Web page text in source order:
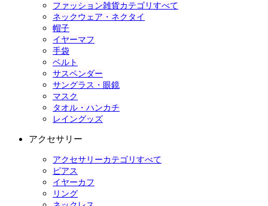
ファッション雑貨カテゴリすべて
ネックウェア・ネクタイ
帽子
イヤーマフ
手袋
ベルト
サスペンダー
サングラス・眼鏡
マスク
タオル・ハンカチ
レイングッズ
アクセサリー
アクセサリーカテゴリすべて
ピアス
イヤーカフ
リング